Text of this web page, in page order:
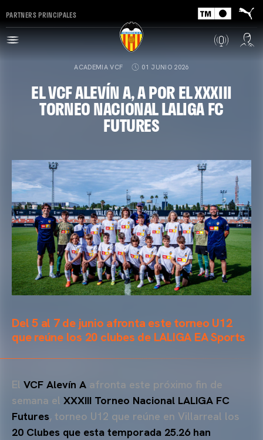
PARTNERS PRINCIPALES
ACADEMIA VCF 01 JUNIO 2026
EL VCF ALEVÍN A, A POR EL XXXIII
TORNEO NACIONAL LALIGA FC
FUTURES
Del 5 al 7 de junio afronta este torneo U12
que reúne los 20 clubes de LALIGA EA Sports
El VCF Alevín A afronta este próximo fin de
semana el XXXIII Torneo Nacional LALIGA FC
Futures, torneo U12 que reúne en Villarreal los
20 Clubes que esta temporada 25.26 han